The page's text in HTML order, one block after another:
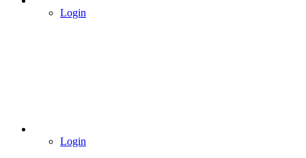
Login
Login